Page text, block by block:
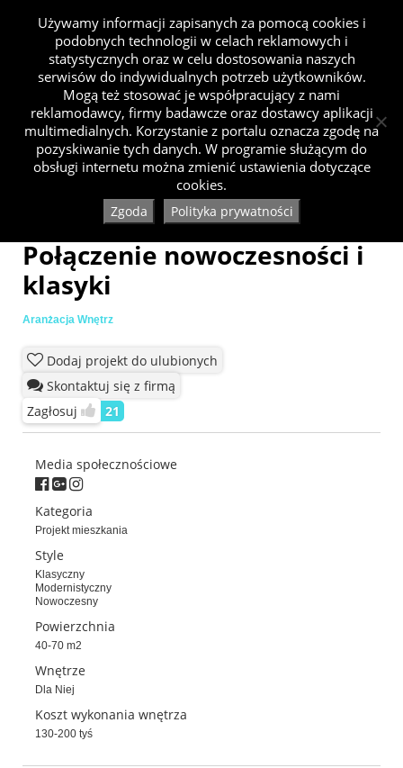
Połączenie nowoczesności i
klasyki
Aranżacja Wnętrz
Dodaj projekt do ulubionych
Skontaktuj się z firmą
Zagłosuj
21
Media społecznościowe
Kategoria
Projekt mieszkania
Style
Klasyczny
Modernistyczny
Nowoczesny
Powierzchnia
40-70 m2
Wnętrze
Dla Niej
Koszt wykonania wnętrza
130-200 tyś
Używamy informacji zapisanych za pomocą cookies i
podobnych technologii w celach reklamowych i
statystycznych oraz w celu dostosowania naszych
serwisów do indywidualnych potrzeb użytkowników.
Mogą też stosować je współpracujący z nami
reklamodawcy, firmy badawcze oraz dostawcy aplikacji
multimedialnych. Korzystanie z portalu oznacza zgodę na
pozyskiwanie tych danych. W programie służącym do
obsługi internetu można zmienić ustawienia dotyczące
cookies.
Zgoda Polityka prywatności